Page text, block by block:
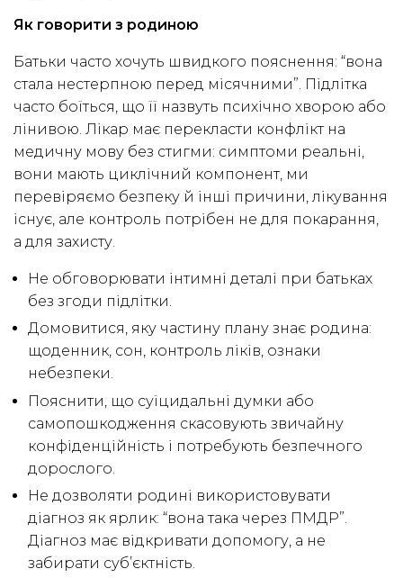
Як говорити з родиною
Батьки часто хочуть швидкого пояснення: “вона
стала нестерпною перед місячними”. Підлітка
часто боїться, що її назвуть психічно хворою або
лінивою. Лікар має перекласти конфлікт на
медичну мову без стигми: симптоми реальні,
вони мають циклічний компонент, ми
перевіряємо безпеку й інші причини, лікування
існує, але контроль потрібен не для покарання,
а для захисту.
Не обговорювати інтимні деталі при батьках
без згоди підлітки.
Домовитися, яку частину плану знає родина:
щоденник, сон, контроль ліків, ознаки
небезпеки.
Пояснити, що суїцидальні думки або
самопошкодження скасовують звичайну
конфіденційність і потребують безпечного
дорослого.
Не дозволяти родині використовувати
діагноз як ярлик: “вона така через ПМДР”.
Діагноз має відкривати допомогу, а не
забирати суб’єктність.